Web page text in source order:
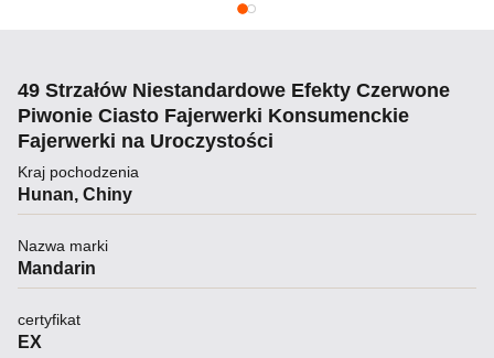
49 Strzałów Niestandardowe Efekty Czerwone
Piwonie Ciasto Fajerwerki Konsumenckie
Fajerwerki na Uroczystości
Kraj pochodzenia
Hunan, Chiny
Nazwa marki
Mandarin
certyfikat
EX